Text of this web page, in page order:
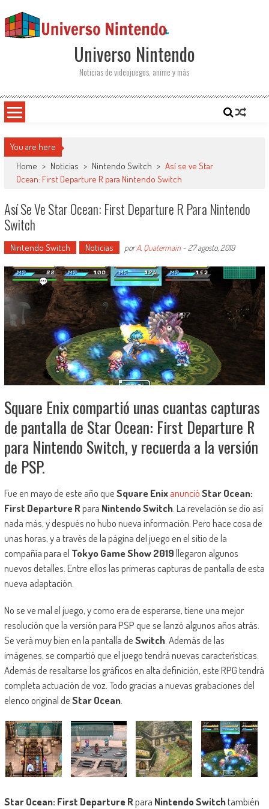
Universo Nintendo
Noticias de videojuegos, anime y más
You are here
Home > Noticias > Nintendo Switch > Así se ve Star
Ocean: First Departure R para Nintendo Switch
Así Se Ve Star Ocean: First Departure R Para Nintendo
Switch
Nintendo Switch Noticias porA. Quatermain- 27 agosto, 2019
Square Enix compartió unas cuantas capturas
de pantalla de Star Ocean: First Departure R
para Nintendo Switch, y recuerda a la versión
de PSP.
Fue en mayo de este año queSquare Enix anuncióStar Ocean:
First Departure Rpara Nintendo Switch. La revelación se dio así
nada más, y después no hubo nueva información. Pero hace cosa de
unas horas, y a través de la página del juego en el sitio de la
compañía para el Tokyo Game Show 2019llegaron algunos
nuevos detalles. Entre ellos las primeras capturas de pantalla de esta
nueva adaptación.
No se ve mal el juego, y como era de esperarse, tiene una mejor
resolución que la versión para PSP que se lanzó algunos años atrás.
Se verá muy bien en la pantalla deSwitch. Además de las
imágenes, se compartió que el juego tendrá nuevas características.
Además de resaltarse los gráficos en alta definición, este RPG tendrá
completa actuación de voz. Todo gracias a nuevas grabaciones del
elenco original deStar Ocean.
Star Ocean: First Departure Rpara Nintendo Switchtambién